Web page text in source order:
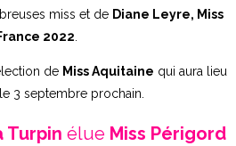
miss et de Diane Leyre, Miss
2022
de Miss Aquitaine qui aura lieu
3 septembre prochain.
Turpin élue Miss Périgord